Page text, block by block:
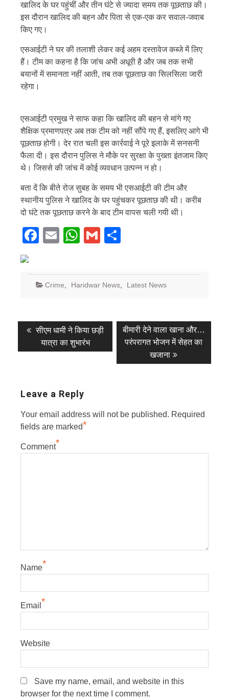
खालिद के घर पहुंचीं और तीन घंटे से ज्यादा समय तक पूछताछ की।
इस दौरान खालिद की बहन और पिता से एक-एक कर सवाल-जवाब
किए गए।
एसआईटी ने घर की तलाशी लेकर कई अहम दस्तावेज कब्जे में लिए
हैं। टीम का कहना है कि जांच अभी अधूरी है और जब तक सभी
बयानों में समानता नहीं आती, तब तक पूछताछ का सिलसिला जारी
रहेगा।
एसआईटी प्रमुख ने साफ कहा कि खालिद की बहन से मांगे गए
शैक्षिक प्रमाणपत्र अब तक टीम को नहीं सौंपे गए हैं, इसलिए आगे भी
पूछताछ होगी। देर रात चली इस कार्रवाई ने पूरे इलाके में सनसनी
फैला दी। इस दौरान पुलिस ने मौके पर सुरक्षा के पुख्ता इंतजाम किए
थे। जिससे की जांच में कोई व्यवधान उत्पन्न न हो।
बता दें कि बीते रोज सुबह के समय भी एसआईटी की टीम और
स्थानीय पुलिस ने खालिद के घर पहुंचकर पूछताछ की थी। करीब
दो घंटे तक पूछताछ करने के बाद टीम वापस चली गयी थी।
Facebook
EmailWhatsApp
Gmail
Crime Haridwar News Latest News
Post
navigation
Previous
post:
सीएम धामी ने किया छड़ी
यात्रा का शुभारंभ
Next
post:
बीमारी देने वाला खाना और…
परंपरागत भोजन में सेहत का
खजाना
Leave a Reply
Your email address will not be published. Required
fields are marked*
Comment*
Name*
Email *
Website
Save my name, email, and website in this
browser for the next time I comment.